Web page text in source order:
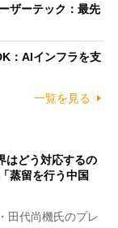
ザーテック：最先
：AIインフラを支
一覧を見る
はどう対応するの
蒸留を行う中国
田代尚機氏のプレ